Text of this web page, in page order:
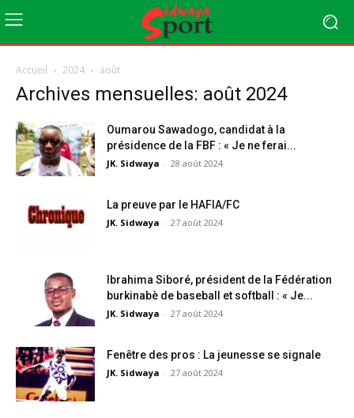
Accueil 2024 août
Archives mensuelles: août 2024
Oumarou Sawadogo, candidat à la
présidence de la FBF : « Je ne ferai...
JK. Sidwaya - 28 août 2024
La preuve par le HAFIA/FC
JK. Sidwaya - 27 août 2024
Ibrahima Siboré, président de la Fédération
burkinabè de baseball et softball : « Je...
JK. Sidwaya - 27 août 2024
Fenêtre des pros : La jeunesse se signale
JK. Sidwaya - 27 août 2024